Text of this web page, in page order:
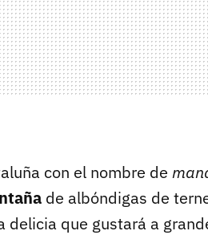
con el nombre de
de albóndigas de
delicia que gustará a